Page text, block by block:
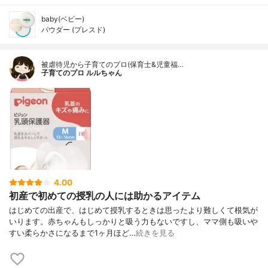
baby(ベビー)
パウダー (プレスド)
被虐待児から子育てのプロ(保育士&児童福…
子育てのプロ ルルちゃん
4.00
初産で初めての授乳の人には助かるアイテム
はじめての出産で、はじめて授乳するときは思ったより難しくて根気が
いります。赤ちゃんもしっかりと吸う力もないですし、ママ側も吸いや
すい柔らかさになるまで1ヶ月ほど…続きを見る